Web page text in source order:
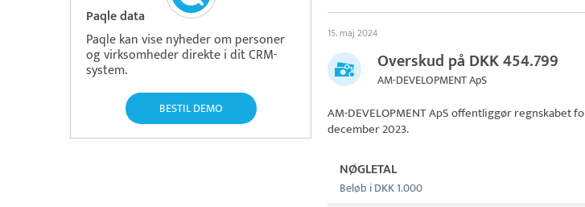
Paqle data
Paqle kan vise nyheder om personer
og virksomheder direkte i dit CRM-
system.
BESTIL DEMO
15. maj 2024
Overskud på DKK 454.799
AM-DEVELOPMENT ApS
AM-DEVELOPMENT ApSoffentliggør regnskabet
december 2023.
NØGLETAL
Beløb i DKK 1.000